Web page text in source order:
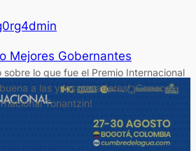
Mejores Gobernantes
lo que fue el Premio Internacional
a las y los ganadores! ¡Conoce
Tonantzin!